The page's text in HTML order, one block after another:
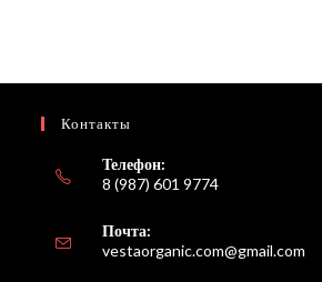
Контакты
Телефон:
8 (987) 601 9774
Почта:
vestaorganic.com@gmail.com